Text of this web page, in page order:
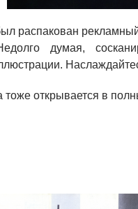
распакован
думая,
тоже открывается в